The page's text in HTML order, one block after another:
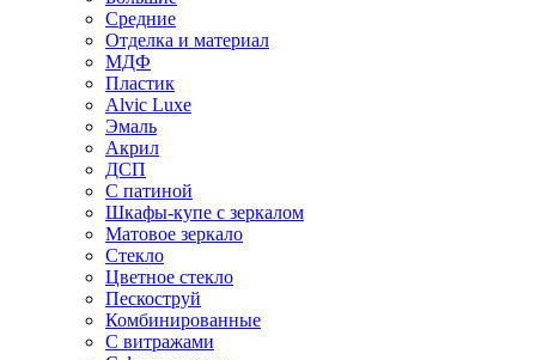
Средние
Отделка и материал
МДФ
Пластик
Alvic Luxe
Эмаль
Акрил
ДСП
С патиной
Шкафы-купе с зеркалом
Матовое зеркало
Стекло
Цветное стекло
Пескоструй
Комбинированные
С витражами